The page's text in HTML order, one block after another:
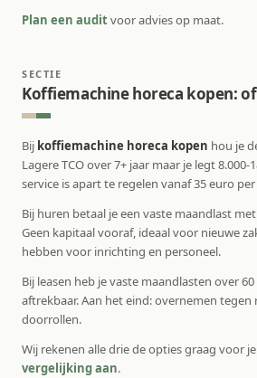
Plan een auditvoor advies op maat.
SECTIE
Koffiemachine horeca kopen:
Bij koffiemachine horeca kopen hou je
Lagere TCO over 7+ jaar maar je legt 8.000-
service is apart te regelen vanaf 35 euro
Bij huren betaal je een vaste maandlast
Geen kapitaal vooraf, ideaal voor nieuwe
hebben voor inrichting en personeel.
Bij leasen heb je vaste maandlasten over
aftrekbaar. Aan het eind: overnemen tegen
doorrollen.
Wij rekenen alle drie de opties graag voor
vergelijking aan.